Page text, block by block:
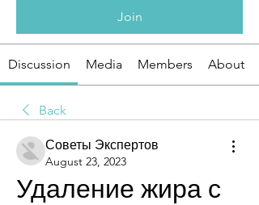
Join
Discussion Media Members About
Back
Советы Экспертов
August 23, 2023
Удаление жира с